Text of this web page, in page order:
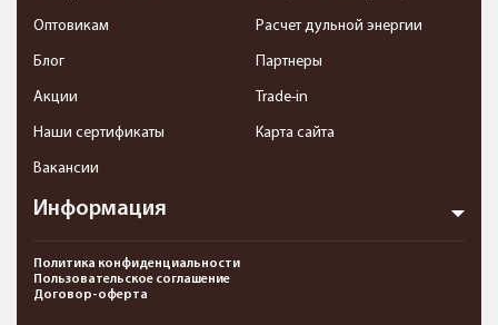
Информация
Оптовикам
Блог
Акции
Наши сертификаты
Вакансии
Расчет дульной энергии
Партнеры
Trade-in
Карта сайта
Политика конфиденциальности
Пользовательское соглашение
Договор-оферта